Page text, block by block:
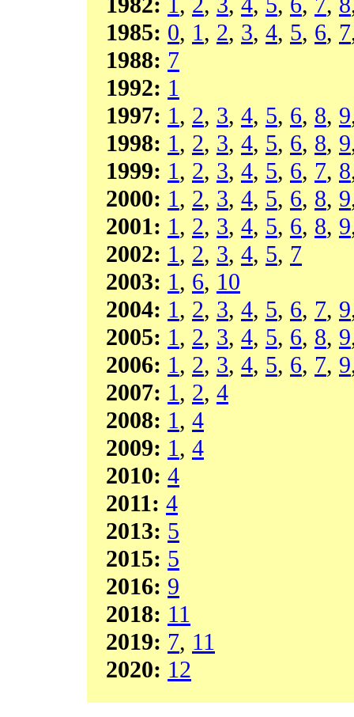
1985: 0, 1, 2, 3, 4, 5, 6, 7
1988: 7
1992: 1
1997: 1, 2, 3, 4, 5, 6, 8, 9
1998: 1, 2, 3, 4, 5, 6, 8, 9
1999: 1, 2, 3, 4, 5, 6, 7, 8
2000: 1, 2, 3, 4, 5, 6, 8, 9
2001: 1, 2, 3, 4, 5, 6, 8, 9
2002: 1, 2, 3, 4, 5, 7
2003: 1, 6, 10
2004: 1, 2, 3, 4, 5, 6, 7, 9
2005: 1, 2, 3, 4, 5, 6, 8, 9
2006: 1, 2, 3, 4, 5, 6, 7, 9
2007: 1, 2, 4
2008: 1, 4
2009: 1, 4
2010: 4
2011: 4
2013: 5
2015: 5
2016: 9
2018: 11
2019: 7, 11
2020: 12